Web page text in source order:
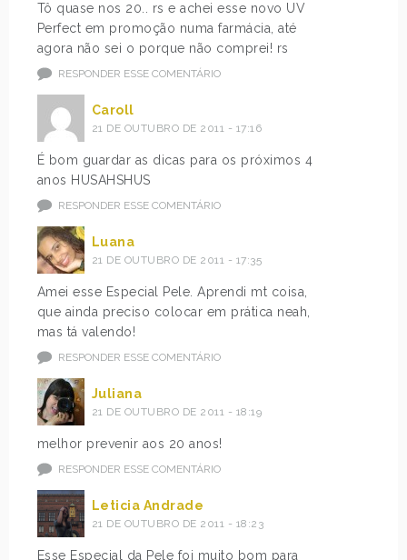
Tô quase nos 20.. rs e achei esse novo UV
Perfect em promoção numa farmácia, até
agora não sei o porque não comprei! rs
RESPONDER ESSE COMENTÁRIO
Caroll
21 DE OUTUBRO DE 2011 - 17:16
É bom guardar as dicas para os próximos 4
anos HUSAHSHUS
RESPONDER ESSE COMENTÁRIO
Luana
21 DE OUTUBRO DE 2011 - 17:35
Amei esse Especial Pele. Aprendi mt coisa,
que ainda preciso colocar em prática neah,
mas tá valendo!
RESPONDER ESSE COMENTÁRIO
Juliana
21 DE OUTUBRO DE 2011 - 18:19
melhor prevenir aos 20 anos!
RESPONDER ESSE COMENTÁRIO
Leticia Andrade
21 DE OUTUBRO DE 2011 - 18:23
Esse Especial da Pele foi muito bom para